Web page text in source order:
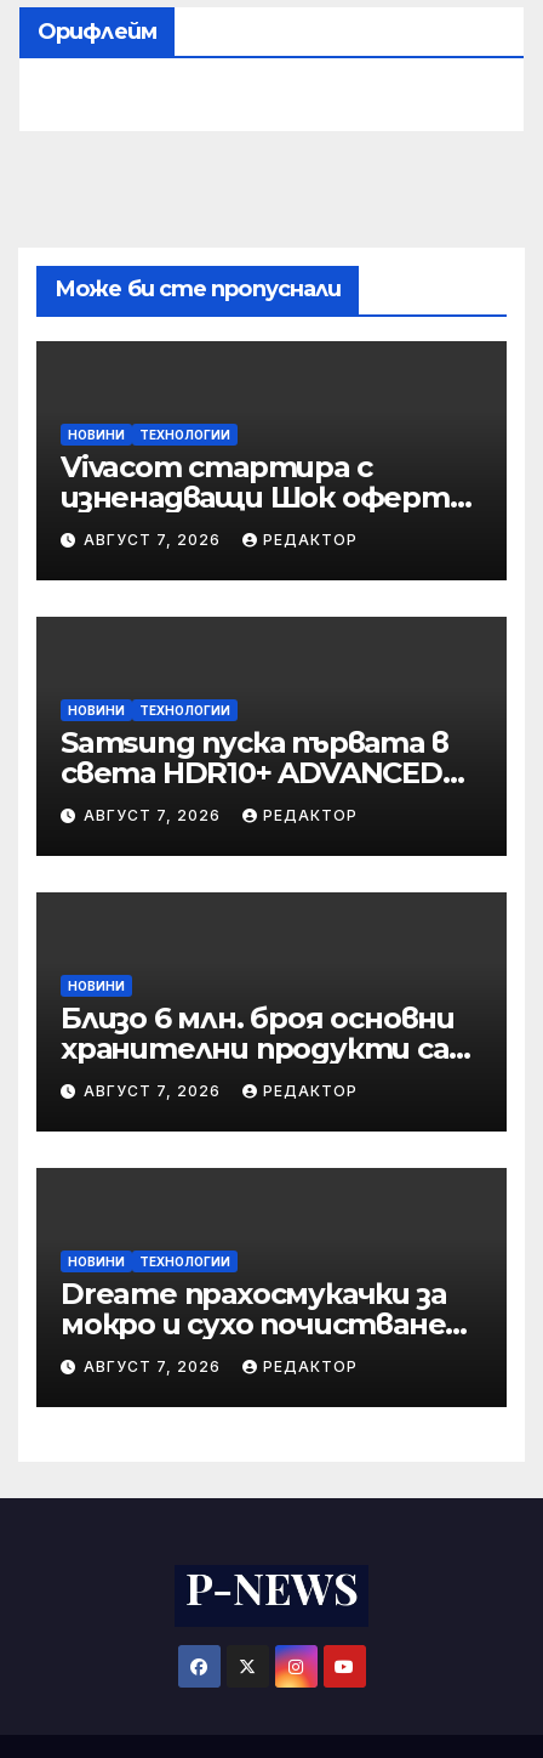
Орифлейм
Може би сте пропуснали
НОВИНИ ТЕХНОЛОГИИ
Vivacom стартира с
изненадващи Шок оферти
през август
онлайн
АВГУСТ 7, 2026 РЕДАКТОР
НОВИНИ ТЕХНОЛОГИИ
Samsung пуска първата в
света HDR10+ ADVANCED
стрийминг услуга в Prime
Video
АВГУСТ 7, 2026 РЕДАКТОР
НОВИНИ
Близо 6 млн. броя основни
хранителни продукти са
закупени от „Кошница с
грижа“ в Kaufland от
старта на кампанията
АВГУСТ 7, 2026 РЕДАКТОР
НОВИНИ ТЕХНОЛОГИИ
Dreame прахосмукачки за
мокро и сухо почистване
надхвърлиха 2 000
патентни заявки в
световен мащаб
АВГУСТ 7, 2026 РЕДАКТОР